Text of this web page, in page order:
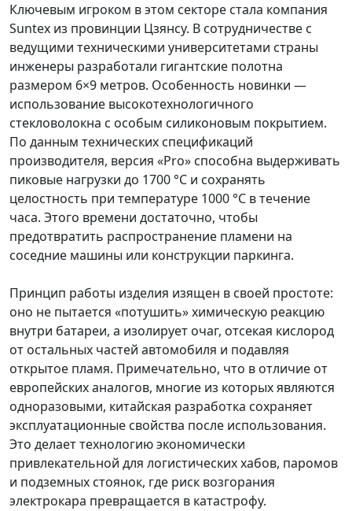
Ключевым игроком в этом секторе стала компания
Suntex из провинции Цзянсу. В сотрудничестве с
ведущими техническими университетами страны
инженеры разработали гигантские полотна
размером 6×9 метров. Особенность новинки —
использование высокотехнологичного
стекловолокна с особым силиконовым покрытием.
По данным технических спецификаций
производителя, версия «Pro» способна выдерживать
пиковые нагрузки до 1700 °C и сохранять
целостность при температуре 1000 °C в течение
часа. Этого времени достаточно, чтобы
предотвратить распространение пламени на
соседние машины или конструкции паркинга.
Принцип работы изделия изящен в своей простоте:
оно не пытается «потушить» химическую реакцию
внутри батареи, а изолирует очаг, отсекая кислород
от остальных частей автомобиля и подавляя
открытое пламя. Примечательно, что в отличие от
европейских аналогов, многие из которых являются
одноразовыми, китайская разработка сохраняет
эксплуатационные свойства после использования.
Это делает технологию экономически
привлекательной для логистических хабов, паромов
и подземных стоянок, где риск возгорания
электрокара превращается в катастрофу.